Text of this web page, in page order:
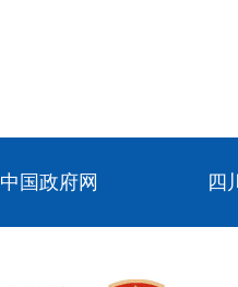
中国政府网 四